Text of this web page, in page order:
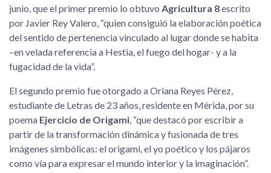
junio, que el primer premio lo obtuvo Agricultura 8escrito
por Javier Rey Valero, “quien consiguió la elaboración poética
del sentido de pertenencia vinculado al lugar donde se habita
–en velada referencia a Hestia, el fuego del hogar- y a la
fugacidad de la vida”.
El segundo premio fue otorgado a Oriana Reyes Pérez,
estudiante de Letras de 23 años, residente en Mérida, por su
poema Ejercicio de Origami , “que destacó por escribir a
partir de la transformación dinámica y fusionada de tres
imágenes simbólicas: el origami, el yo poético y los pájaros
como vía para expresar el mundo interior y la imaginación”.